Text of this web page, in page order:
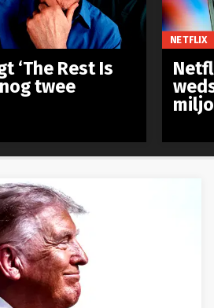
‘The Rest Is
twee
NETFLIX